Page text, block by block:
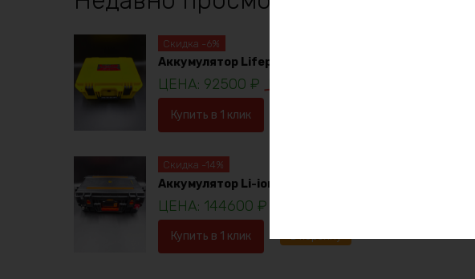
Скидка -6%
Аккумулятор Lifepo4 12в 230ач
92500 ₽
Купить в 1 клик
Скидка -14%
Аккумулятор Li-ion 36в 120ач
144600 ₽
Купить в 1 клик В корзину